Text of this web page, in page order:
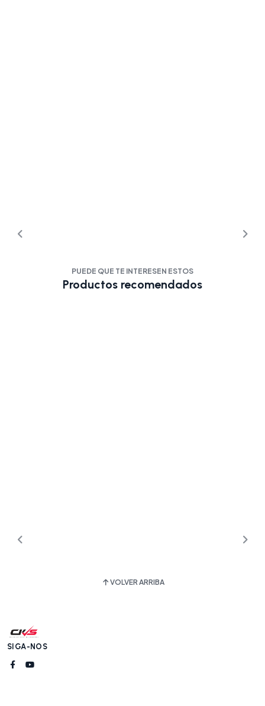
PUEDE QUE TE INTERESEN ESTOS
Productos recomendados
VOLVER ARRIBA
SIGA-NOS